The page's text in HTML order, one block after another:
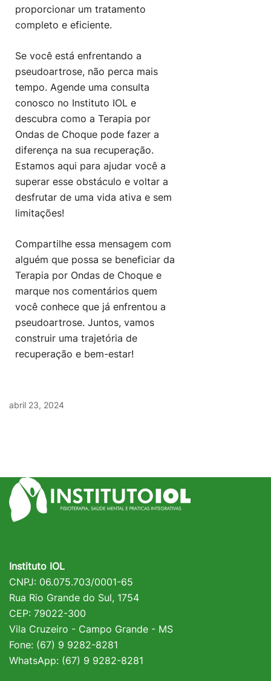
proporcionar um tratamento
completo e eficiente.
Se você está enfrentando a
pseudoartrose, não perca mais
tempo. Agende uma consulta
conosco no Instituto IOL e
descubra como a Terapia por
Ondas de Choque pode fazer a
diferença na sua recuperação.
Estamos aqui para ajudar você a
superar esse obstáculo e voltar a
desfrutar de uma vida ativa e sem
limitações!
Compartilhe essa mensagem com
alguém que possa se beneficiar da
Terapia por Ondas de Choque e
marque nos comentários quem
você conhece que já enfrentou a
pseudoartrose. Juntos, vamos
construir uma trajetória de
recuperação e bem-estar!
abril 23, 2024
Instituto IOL
CNPJ: 06.075.703/0001-65
Rua Rio Grande do Sul, 1754
CEP: 79022-300
Vila Cruzeiro - Campo Grande - MS
Fone: (67) 9 9282-8281
WhatsApp: (67) 9 9282-8281